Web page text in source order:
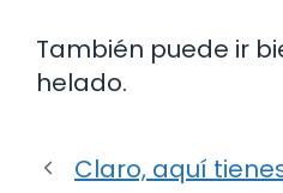
También puede ir
helado.
Claro, aquí